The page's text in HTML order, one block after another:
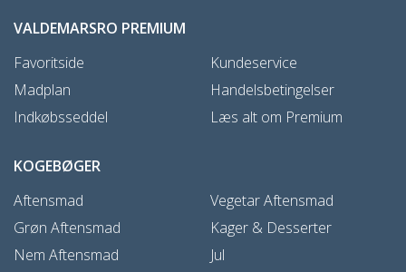
VALDEMARSRO PREMIUM
Favoritside
Madplan
Indkøbsseddel
Kundeservice
Handelsbetingelser
Læs alt om Premium
KOGEBØGER
Aftensmad
Grøn Aftensmad
Nem Aftensmad
Vegetar Aftensmad
Kager & Desserter
Jul